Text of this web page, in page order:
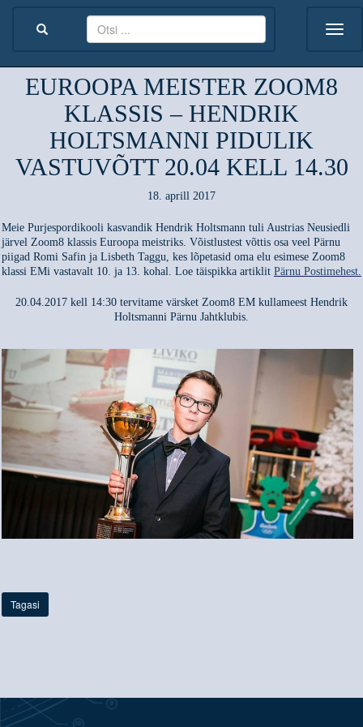
EUROOPA MEISTER ZOOM8
KLASSIS – HENDRIK
HOLTSMANNI PIDULIK
VASTUVÕTT 20.04 KELL 14.30
18. aprill 2017
Meie Purjespordikooli kasvandik Hendrik Holtsmann tuli Austrias Neusiedli
järvel Zoom8 klassis Euroopa meistriks. Võistlustest võttis osa veel Pärnu
piigad Romi Safin ja Lisbeth Taggu, kes lõpetasid oma elu esimese Zoom8
klassi EMi vastavalt 10. ja 13. kohal. Loe täispikka artiklit Pärnu Postimehest.
20.04.2017 kell 14:30 tervitame värsket Zoom8 EM kullameest Hendrik
Holtsmanni Pärnu Jahtklubis.
Tagasi